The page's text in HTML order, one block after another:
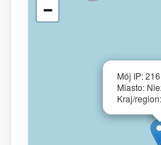
Mój IP:
Miasto:
Kraj/
−